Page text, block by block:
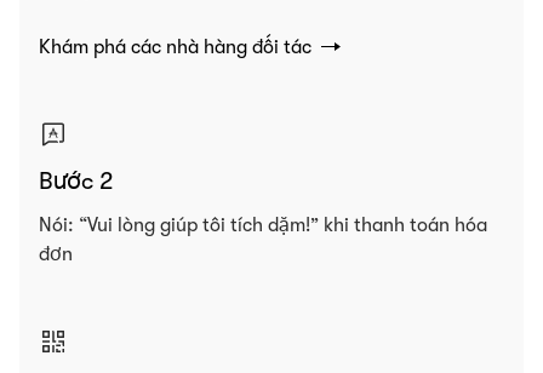
Khám phá các nhà hàng đối tác
Bước 2
Nói: “Vui lòng giúp tôi tích dặm!” khi thanh toán hóa
đơn